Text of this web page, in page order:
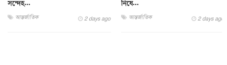
সন্দেহ...
আন্তর্জাতিক 2 days ago
নিষে...
আন্তর্জাতিক 2 days ago